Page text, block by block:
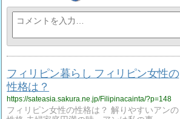
フィリピン暮らし フィリピン女性の
性格は？
https://sateasia.sakura.ne.jp/Filipinacainta/?p=148
フィリピン女性の性格は？ 解りやすいアンの